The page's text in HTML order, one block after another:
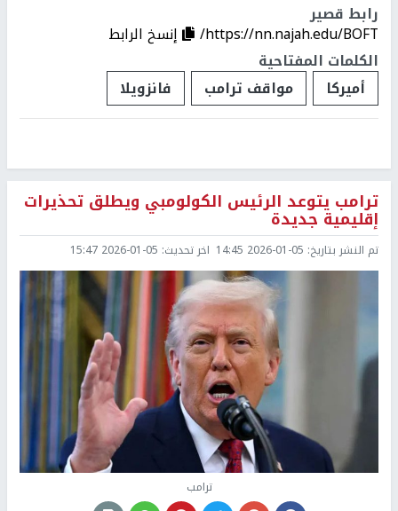
رابط قصير
https://nn.najah.edu/BOFT/
إنسخ الرابط
الكلمات المفتاحية
أميركا
مواقف ترامب فانزويلا
ترامب يتوعد الرئيس الكولومبي ويطلق تحذيرات
إقليمية جديدة
تم النشر بتاريخ: 2026-01-05 14:45 اخر تحديث: 2026-01-05 15:47
ترامب